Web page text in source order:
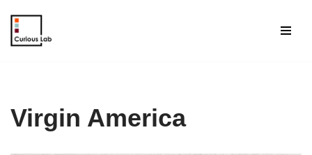
Aller
Virgin America